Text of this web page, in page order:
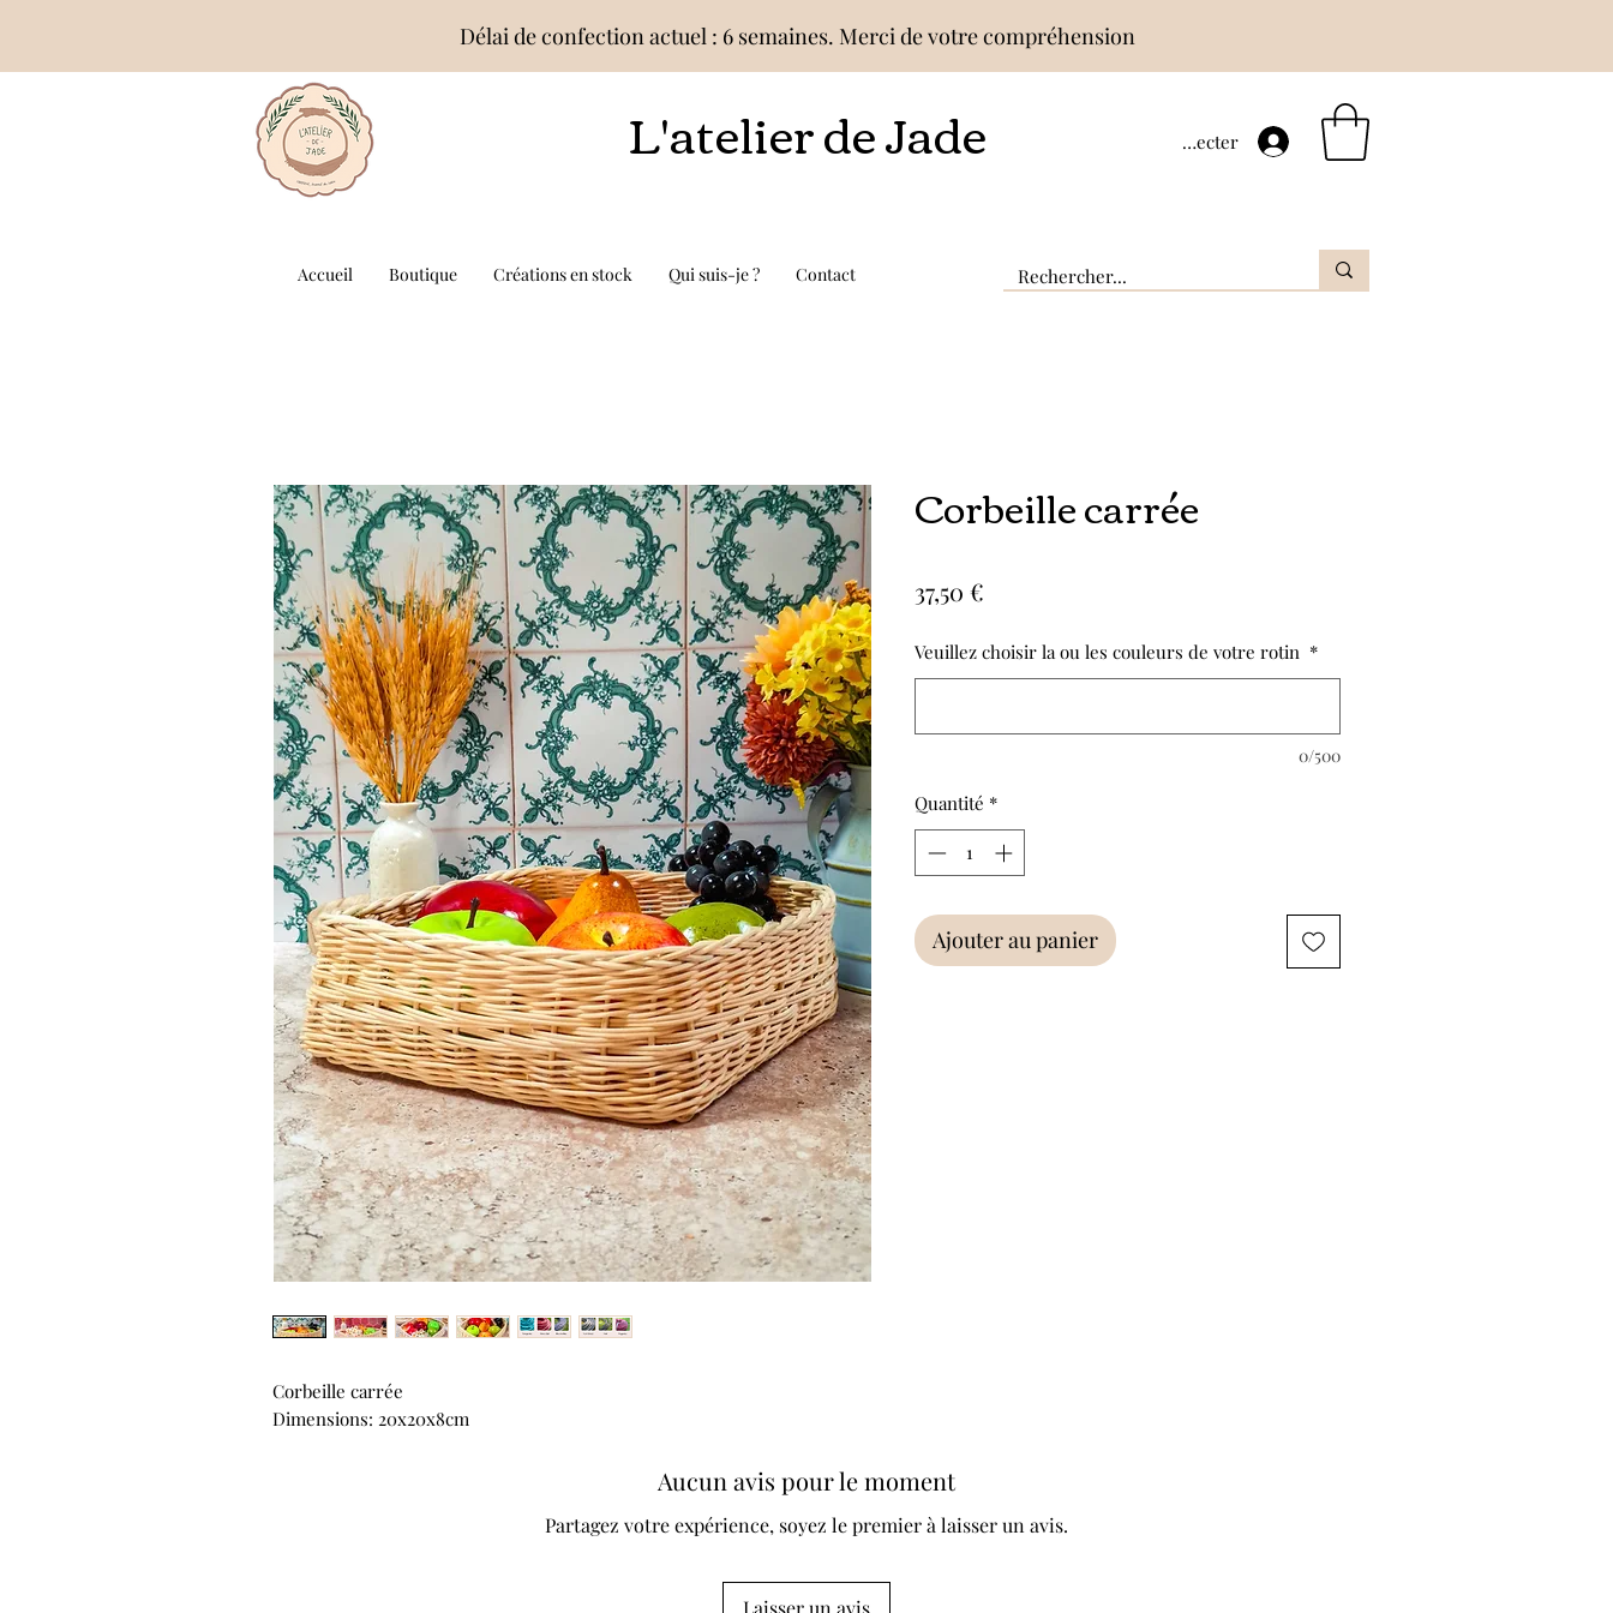
Délai de confection actuel : 6 semaines. Merci de votre compréhension
L'atelier de Jade Se connecter
Accueil Boutique Créations en stock Qui suis-je ? Contact
Corbeille carrée
Dimensions: 20x20x8cm
Corbeille carrée
37,50 €
Veuillez choisir la ou les couleurs de votre rotin *
0/500
Quantité *
Ajouter au panier
Aucun avis pour le moment
Partagez votre expérience, soyez le premier à laisser un avis.
Laisser un avis